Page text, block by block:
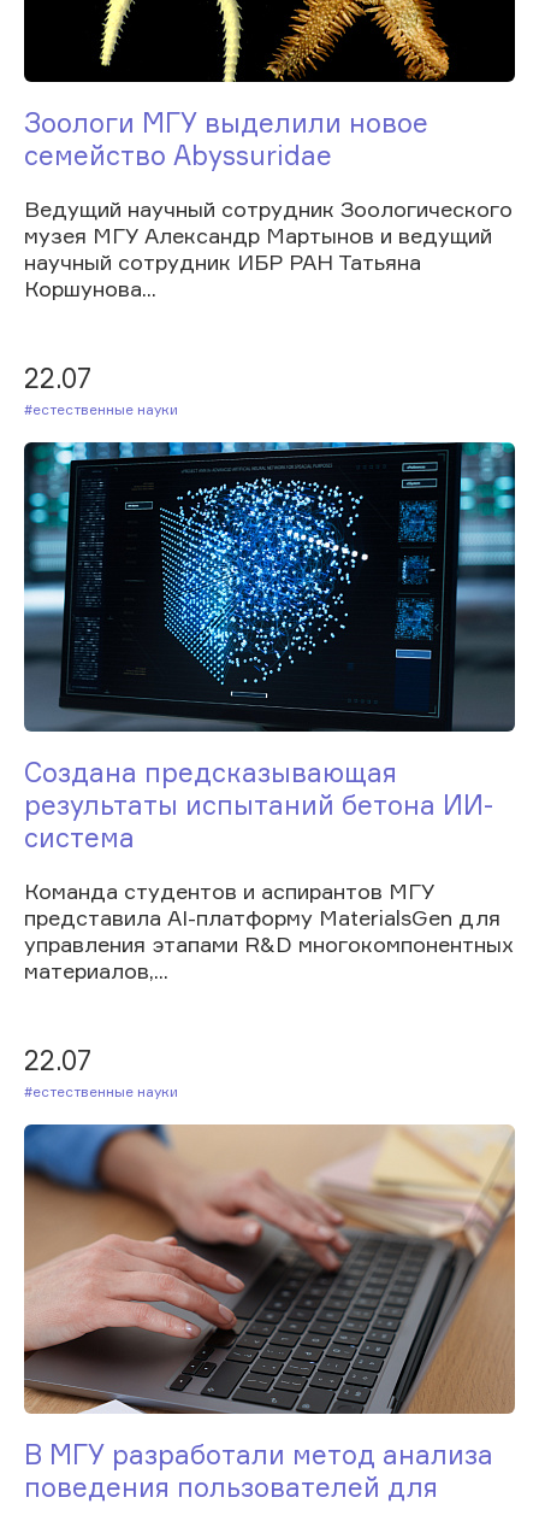
Зоологи МГУ выделили новое
семейство Abyssuridae
Ведущий научный сотрудник Зоологического
музея МГУ Александр Мартынов и ведущий
научный сотрудник ИБР РАН Татьяна
Коршунова...
22.07
#Естественные науки
Создана предсказывающая
результаты испытаний бетона ИИ-
система
Команда студентов и аспирантов МГУ
представила AI-платформу MaterialsGen для
управления этапами R&D многокомпонентных
материалов,...
22.07
#Естественные науки
В МГУ разработали метод анализа
поведения пользователей для